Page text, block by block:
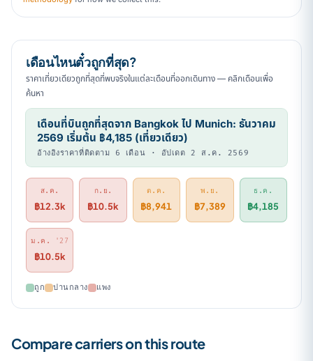
เดือนไหนตั๋วถูกที่สุด?
ราคาเที่ยวเดียวถูกที่สุดที่พบจริงในแต่ละเดือนที่ออกเดินทาง — คลิกเดือนเพื่อ
ค้นหา
เดือนที่บินถูกที่สุดจาก Bangkok ไป Munich: ธันวาคม
2569 เริ่มต้น ฿4,185 (เที่ยวเดียว)
อ้างอิงราคาที่ติดตาม 6 เดือน · อัปเดต 2 ส.ค. 2569
ส.ค.
฿12.3k
ก.ย.
฿10.5k
ต.ค.
฿8,941
พ.ย.
฿7,389
ธ.ค.
฿4,185
ม.ค. '27
฿10.5k
ถูก ปานกลาง แพง
Compare carriers on this route